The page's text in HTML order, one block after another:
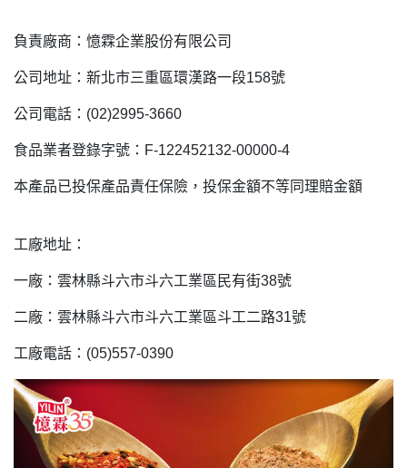
負責廠商：憶霖企業股份有限公司
公司地址：新北市三重區環漢路一段158號
公司電話：(02)2995-3660
食品業者登錄字號：F-122452132-00000-4
本產品已投保產品責任保險，投保金額不等同理賠金額
工廠地址：
一廠：雲林縣斗六市斗六工業區民有街38號
二廠：雲林縣斗六市斗六工業區斗工二路31號
工廠電話：(05)557-0390